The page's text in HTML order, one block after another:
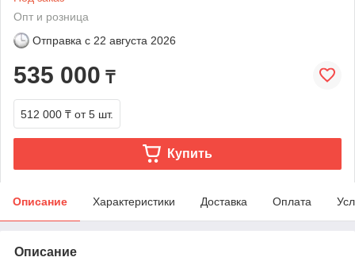
Опт и розница
Отправка с 22 августа 2026
535 000 ₸
512 000 ₸ от 5 шт.
Купить
Описание Характеристики Доставка Оплата
Описание